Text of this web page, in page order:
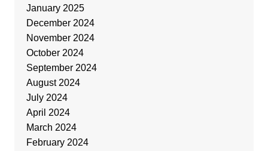
January 2025
December 2024
November 2024
October 2024
September 2024
August 2024
July 2024
April 2024
March 2024
February 2024